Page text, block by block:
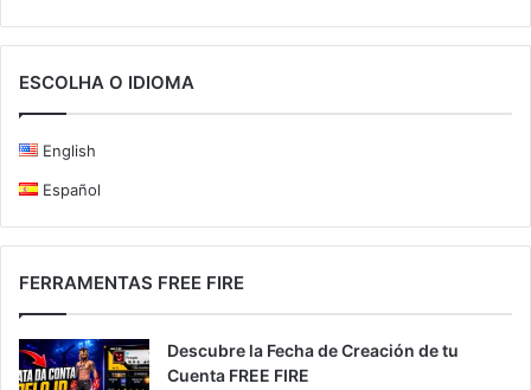
ESCOLHA O IDIOMA
English
Español
FERRAMENTAS FREE FIRE
Descubre la Fecha de Creación de tu
Cuenta FREE FIRE